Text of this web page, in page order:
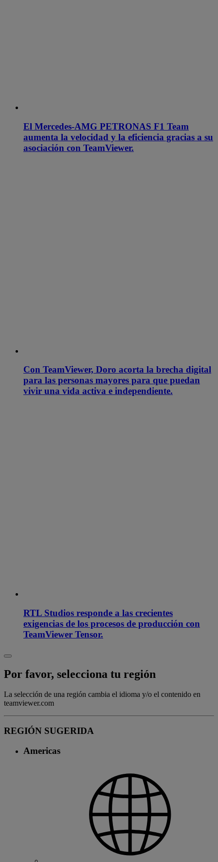
El Mercedes-AMG PETRONAS F1 Team
aumenta la velocidad y la eficiencia gracias a su
asociación con TeamViewer.
Con TeamViewer, Doro acorta la brecha digital
para las personas mayores para que puedan
vivir una vida activa e independiente.
RTL Studios responde a las crecientes
exigencias de los procesos de producción con
TeamViewer Tensor.
Por favor, selecciona tu región
La selección de una región cambia el idioma y/o el contenido en
teamviewer.com
REGIÓN SUGERIDA
Americas